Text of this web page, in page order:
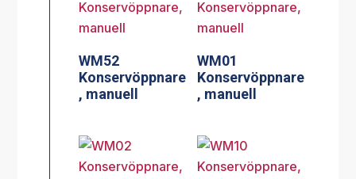
WM52
Konservöppnare
, manuell
WM01
Konservöppnare
, manuell